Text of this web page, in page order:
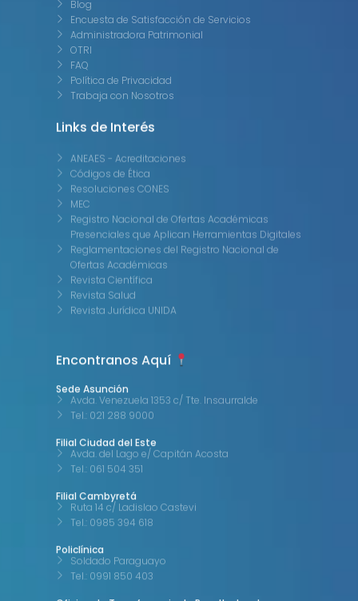
Blog
Encuesta de Satisfacción de Servicios
Administradora Patrimonial
OTRI
FAQ
Política de Privacidad
Trabaja con Nosotros
Links de Interés
ANEAES - Acreditaciones
Códigos de Ética
Resoluciones CONES
MEC
Registro Nacional de Ofertas Académicas
Presenciales que Aplican Herramientas Digitales
Reglamentaciones del Registro Nacional de
Ofertas Académicas
Revista Científica
Revista Salud
Revista Jurídica UNIDA
Avda. Venezuela 1353 c/ Tte. Insaurralde
Tel.: 021 288 9000
Tel.: 061 504 351
Ruta 14 c/ Ladislao Castevi
Tel.: 0985 394 618
Soldado Paraguayo
Tel.: 0991 850 403